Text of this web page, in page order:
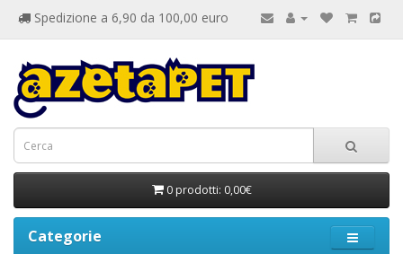
Spedizione a 6,90 da 100,00 euro
0 prodotti: 0,00€
Categorie